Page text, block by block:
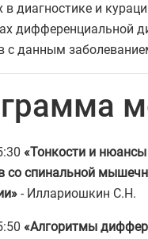
в диагностике и
дифференциальной
с данным
«Тонкости и
со спинальной
- Иллариошкин С.Н.
«Алгоритмы